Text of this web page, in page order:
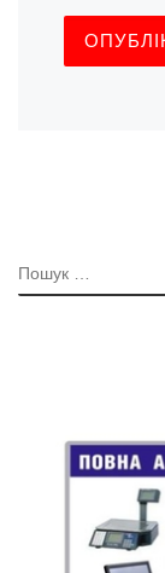
ПОШУК